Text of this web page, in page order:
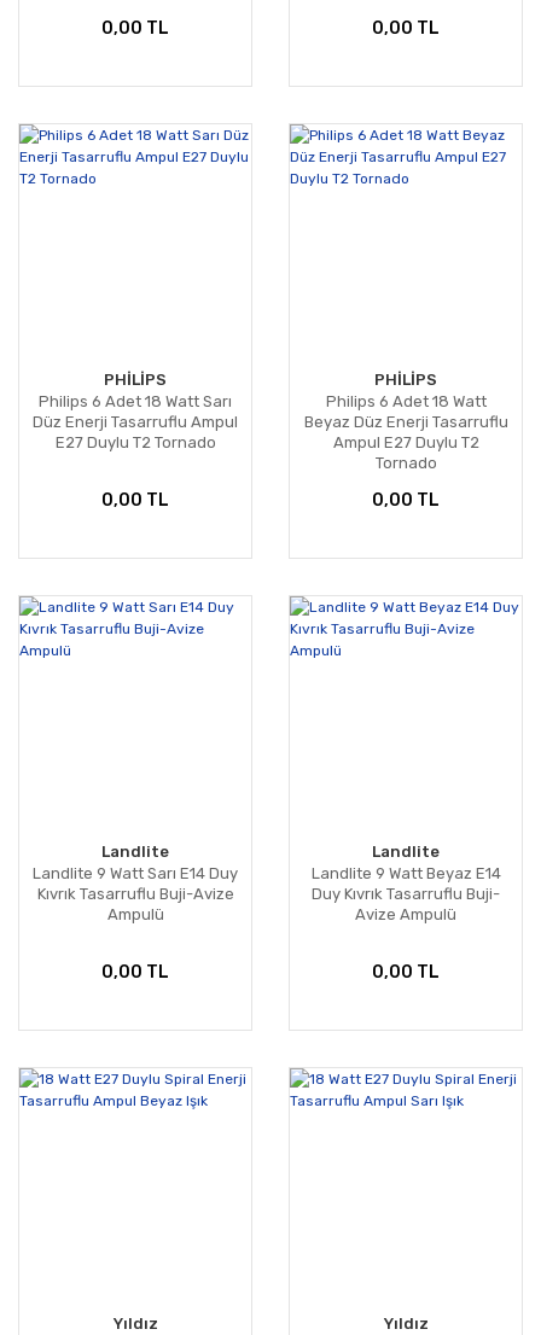
0,00 TL 0,00 TL
PHİLİPS
Philips 6 Adet 18 Watt Sarı
Düz Enerji Tasarruflu Ampul
E27 Duylu T2 Tornado
0,00 TL
PHİLİPS
Philips 6 Adet 18 Watt
Beyaz Düz Enerji Tasarruflu
Ampul E27 Duylu T2
Tornado
0,00 TL
Landlite
Landlite 9 Watt Sarı E14 Duy
Kıvrık Tasarruflu Buji-Avize
Ampulü
0,00 TL
Landlite
Landlite 9 Watt Beyaz E14
Duy Kıvrık Tasarruflu Buji-
Avize Ampulü
0,00 TL
Yıldız
Yıldız